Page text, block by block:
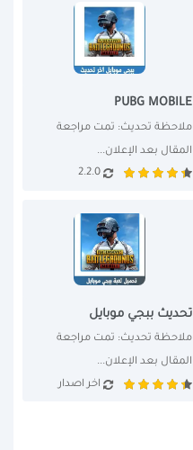
PUBG MOBILE
المقال بعد الإعلان...
2.2.0
تحديث ببجي موبايل
المقال بعد الإعلان...
اخر اصدار